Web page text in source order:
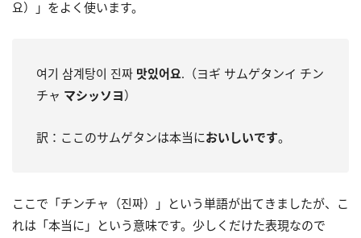
요）」をよく使います。
여기 삼계탕이 진짜 맛있어요.（ヨギ サムゲタンイ チン
チャ マシッソヨ）
訳：ここのサムゲタンは本当においしいです。
ここで「チンチャ（진짜）」という単語が出てきましたが、こ
れは「本当に」という意味です。少しくだけた表現なので